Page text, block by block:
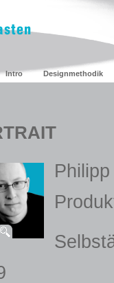
Intro Designmethodik